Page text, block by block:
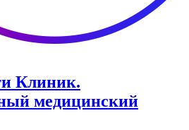
Клиник.
медицинский